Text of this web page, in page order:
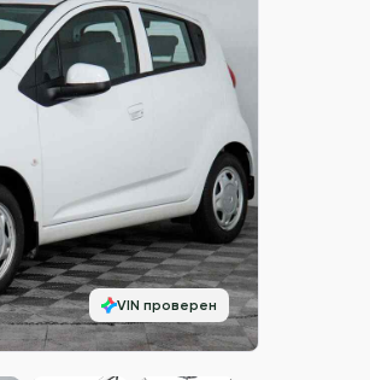
VIN проверен